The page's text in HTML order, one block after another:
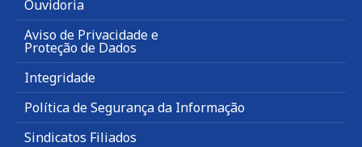
Ouvidoria
Aviso de Privacidade e
Proteção de Dados
Integridade
Política de Segurança da Informação
Sindicatos Filiados